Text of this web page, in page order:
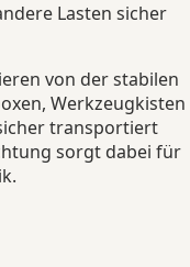
Lasten sicher
von der stabilen
Werkzeugkisten
transportiert
sorgt dabei für